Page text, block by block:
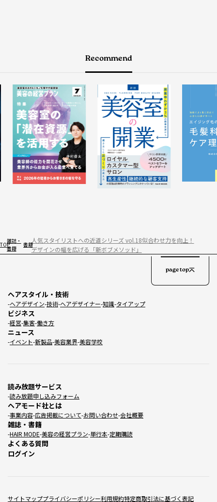
Recommend
TOP
雑誌・
書籍
書籍
人気スタイリストへの近道シリーズ vol.18似合わせ力を向上！
デザインの幅を広げる「新ボブメソッド」
サイトマッププライバシーポリシー利用規約特定商取引法に基づく表記
ヘアスタイル・技術
ヘアデザイン 技術 ヘアデザイナー 知識 タイアップ
ビジネス
経営 集客 働き方
ニュース
イベント 新製品 美容業界 美容学校
読み放題サービス
読み放題申し込みフォーム
ヘアモード社とは
事業内容 広告掲載について お問い合わせ 会社概要
雑誌・書籍
HAIR MODE 美容の経営プラン 単行本 定期購読
よくある質問
ログイン
page top